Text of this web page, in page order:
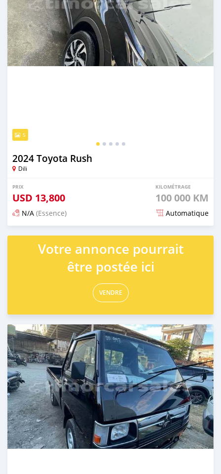
5
2024 Toyota Rush
Dili
PRIX
USD 13,800
KILOMÉTRAGE
100 000 KM
N/A (Essence) Automatique
Publié il y a 21 jours
Votre annonce pourrait
être postée ici
VENDRE